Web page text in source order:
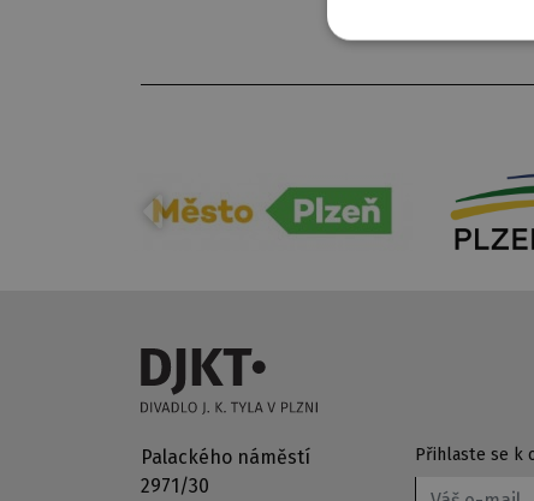
Palackého náměstí
2971/30
Přihlaste se k